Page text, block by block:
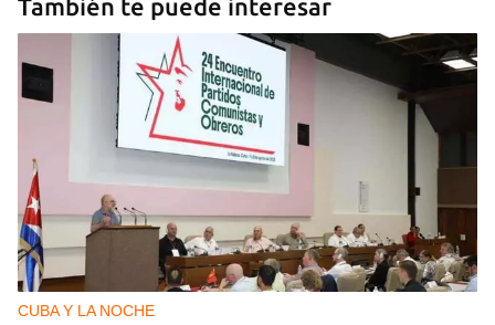
También te puede interesar
CUBA Y LA NOCHE